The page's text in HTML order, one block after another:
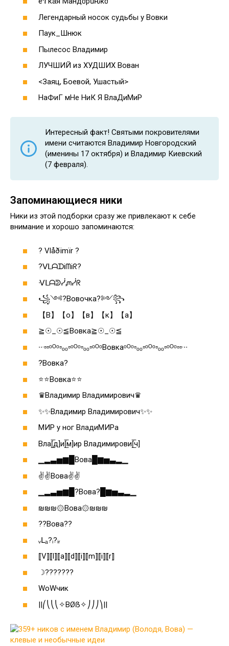
Легендарный носок судьбы у Вовки
Паук_Шнюк
Пылесос Владимир
ЛУЧШИЙ из ХУДШИХ Вован
<Заяц, Боевой, Ушастый>
НаФиГ мНе НиК Я ВлаДиМиР
Интересный факт! Святыми покровителями
имени считаются Владимир Новгородский
(именины 17 октября) и Владимир Киевский
(7 февраля).
Запоминающиеся ники
Ники из этой подборки сразу же привлекают к себе
внимание и хорошо запоминаются:
? Vlåðïmïr ?
?ᐯᒪᗩᗪiᗰiᖇ?
ᐺᒪᗩᕲᓰᘻᓰᖇ
꧁༺?️Вовочка?️༻꧂
【В】【о】【в】【к】【а】
≧☉_☉≦Вовка≧☉_☉≦
∙∙·▫▫ᵒᴼᵒ▫ₒₒ▫ᵒᴼᵒ▫ₒₒ▫ᵒᴼᵒВовкаᵒᴼᵒ▫ₒₒ▫ᵒᴼᵒ▫ₒₒ▫ᵒᴼᵒ▫▫·∙∙
?Вовка?
⭐⭐Вовка⭐⭐
♛Владимир Владимирович♛
✨✨Владимир Владимирович✨✨
МИР у ног ВладиМИРа
Вла[̲̅д]и[̲̅м]ир Владимирови[̲̅ч]
▁▂▃▅▆█Вова█▆▅▃▂▁
✌✌Вова✌✌
▁▂▃▅▆█?Вова?█▆▅▃▂▁
₪₪₪۞Вова۞₪₪₪
??Вова??
ᵥԼₐ?ᵢ?ᵢᵣ
⟦V⟧⟦l⟧⟦a⟧⟦d⟧⟦i⟧⟦m⟧⟦i⟧⟦r⟧
☽???????
WoWчик
||⎛⎝⎝⎝✧BØẞ✧⎠⎠⎠⎞||